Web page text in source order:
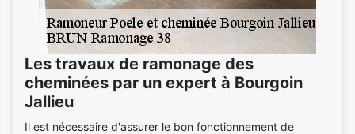
Les travaux de ramonage des
cheminées par un expert à Bourgoin
Jallieu
Il est nécessaire d'assurer le bon fonctionnement de